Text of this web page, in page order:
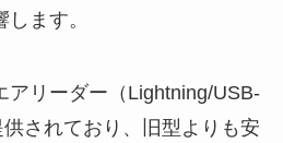
ます。
アリーダー（Lightning/USB-
されており、旧型よりも安